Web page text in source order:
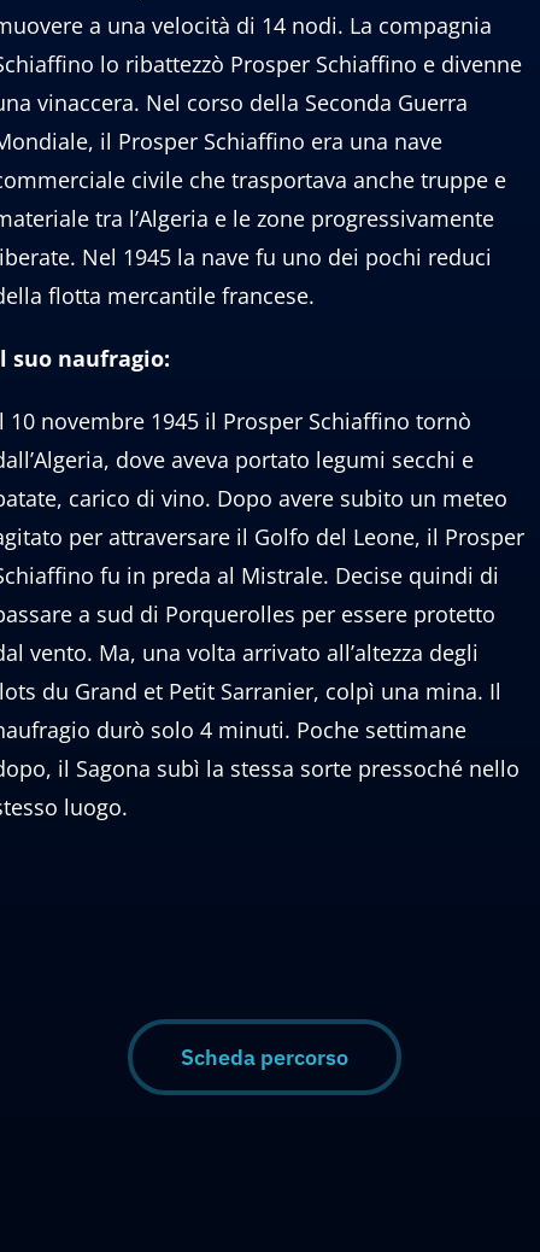
a una velocità di 14 nodi. La compagnia
lo ribattezzò Prosper Schiaffino e divenne
vinaccera. Nel corso della Seconda Guerra
il Prosper Schiaffino era una nave
civile che trasportava anche truppe e
tra l’Algeria e le zone progressivamente
Nel 1945 la nave fu uno dei pochi reduci
flotta mercantile francese.
suo naufragio:
10 novembre 1945 il Prosper Schiaffino tornò
dove aveva portato legumi secchi e
carico di vino. Dopo avere subito un meteo
per attraversare il Golfo del Leone, il Prosper
fu in preda al Mistrale. Decise quindi di
a sud di Porquerolles per essere protetto
vento. Ma, una volta arrivato all’altezza degli
du Grand et Petit Sarranier, colpì una mina. Il
durò solo 4 minuti. Poche settimane
il Sagona subì la stessa sorte pressoché nello
luogo.
Scheda percorso